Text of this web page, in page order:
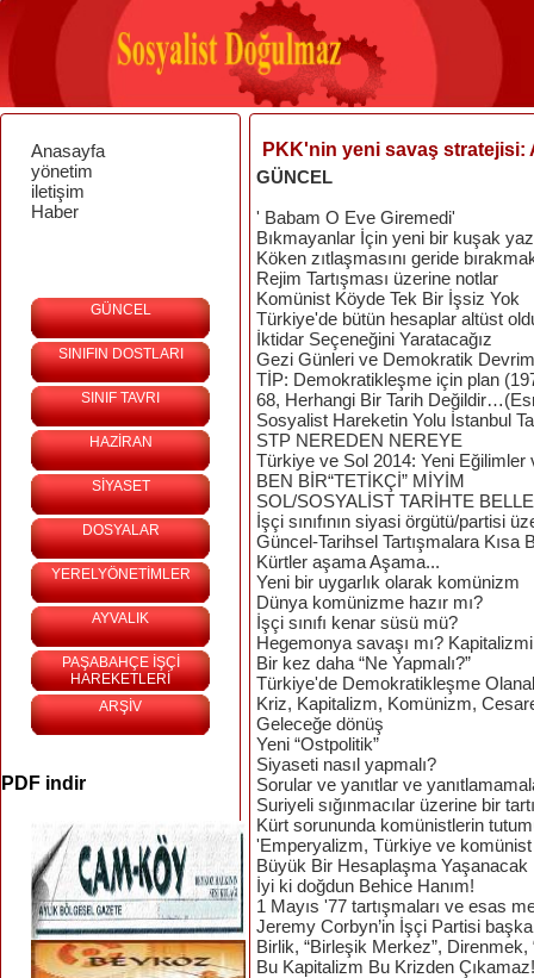
Anasayfa
yönetim
iletişim
Haber
GÜNCEL
SINIFIN DOSTLARI
SINIF TAVRI
HAZİRAN
SİYASET
DOSYALAR
YERELYÖNETİMLER
AYVALIK
PAŞABAHÇE İŞÇİ
HAREKETLERİ
ARŞİV
PDF indir
PKK'nin yeni savaş stratejisi:
GÜNCEL
' Babam O Eve Giremedi'
Bıkmayanlar İçin yeni bir kuşak
Köken zıtlaşmasını geride
Rejim Tartışması üzerine notlar
Komünist Köyde Tek Bir İşsiz Yok
Türkiye'de bütün hesaplar altüst
İktidar Seçeneğini Yaratacağız
Gezi Günleri ve Demokratik Devrim
TİP: Demokratikleşme için plan
68, Herhangi Bir Tarih
Sosyalist Hareketin Yolu İstanbul
STP NEREDEN NEREYE
Türkiye ve Sol 2014: Yeni Eğilimler
BEN BİR“TETİKÇİ” MİYİM
SOL/SOSYALİST TARİHTE
İşçi sınıfının siyasi örgütü/partisi
Güncel-Tarihsel Tartışmalara Kısa
Kürtler aşama Aşama...
Yeni bir uygarlık olarak komünizm
Dünya komünizme hazır mı?
İşçi sınıfı kenar süsü mü?
Hegemonya savaşı mı?
Bir kez daha “Ne Yapmalı?”
Türkiye'de Demokratikleşme
Kriz, Kapitalizm, Komünizm,
Geleceğe dönüş
Yeni “Ostpolitik”
Siyaseti nasıl yapmalı?
Sorular ve yanıtlar ve
Suriyeli sığınmacılar üzerine bir
Kürt sorununda komünistlerin
'Emperyalizm, Türkiye ve
Büyük Bir Hesaplaşma Yaşanacak
İyi ki doğdun Behice Hanım!
1 Mayıs '77 tartışmaları ve esas
Jeremy Corbyn’in İşçi Partisi
Birlik, “Birleşik Merkez”, Direnmek,
Bu Kapitalizm Bu Krizden Çıkamaz!